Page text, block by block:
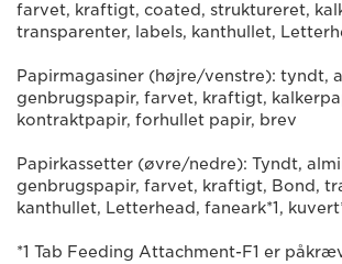
farvet, kraftigt, coated, struktureret,
transparenter, labels, kanthullet,
Papirmagasiner (højre/venstre): tyndt,
genbrugspapir, farvet, kraftigt,
kontraktpapir, forhullet papir, brev
Papirkassetter (øvre/nedre): Tyndt,
genbrugspapir, farvet, kraftigt, Bond,
kanthullet, Letterhead, faneark*1,
*1 Tab Feeding Attachment-F1 er